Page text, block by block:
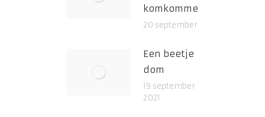
komkommersalade
20 september 2021
Een beetje
dom
19 september
2021